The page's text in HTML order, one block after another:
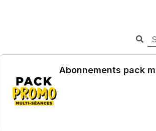
Abonnements pack